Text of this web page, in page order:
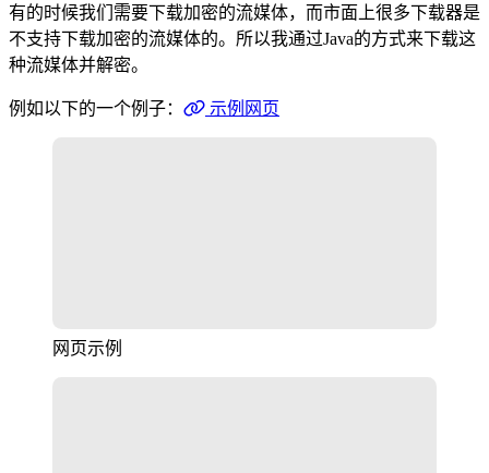
有的时候我们需要下载加密的流媒体，而市面上很多下载器是
不支持下载加密的流媒体的。所以我通过Java的方式来下载这
种流媒体并解密。
例如以下的一个例子： 示例网页
网页示例